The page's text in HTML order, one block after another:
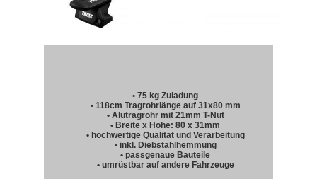
• 75 kg Zuladung
• 118cm Tragrohrlänge auf 31x80 mm
• Alutragrohr mit 21mm T-Nut
• Breite x Höhe: 80 x 31mm
• hochwertige Qualität und Verarbeitung
• inkl. Diebstahlhemmung
• passgenaue Bauteile
• umrüstbar auf andere Fahrzeuge